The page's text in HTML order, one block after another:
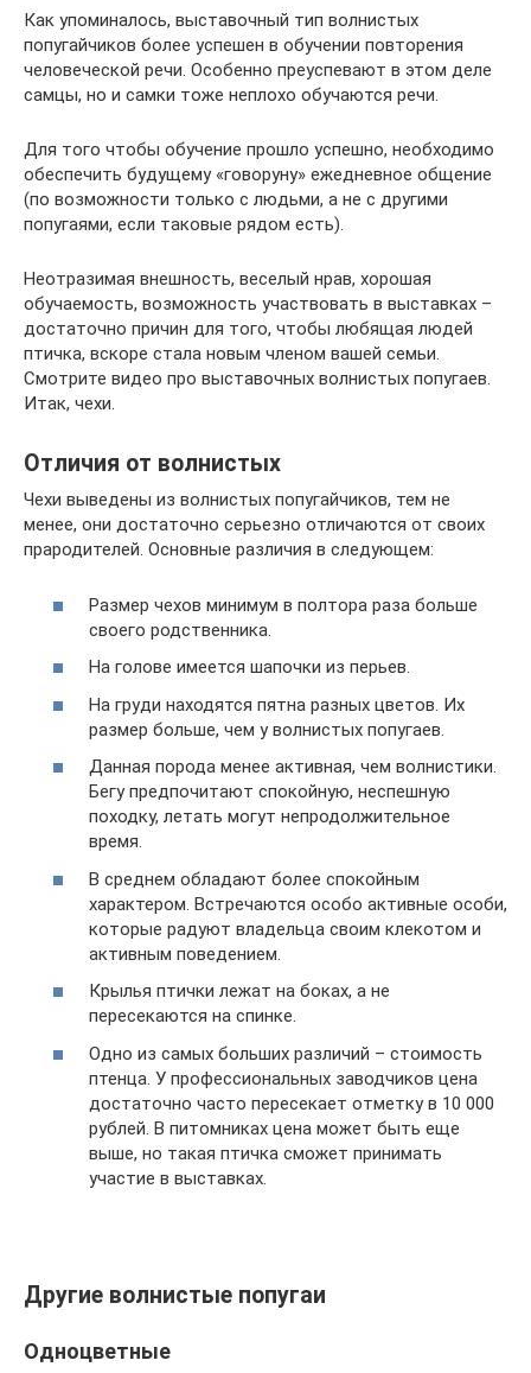
Как упоминалось, выставочный тип волнистых
попугайчиков более успешен в обучении повторения
человеческой речи. Особенно преуспевают в этом деле
самцы, но и самки тоже неплохо обучаются речи.
Для того чтобы обучение прошло успешно, необходимо
обеспечить будущему «говоруну» ежедневное общение
(по возможности только с людьми, а не с другими
попугаями, если таковые рядом есть).
Неотразимая внешность, веселый нрав, хорошая
обучаемость, возможность участвовать в выставках –
достаточно причин для того, чтобы любящая людей
птичка, вскоре стала новым членом вашей семьи.
Смотрите видео про выставочных волнистых попугаев.
Итак, чехи.
Отличия от волнистых
Чехи выведены из волнистых попугайчиков, тем не
менее, они достаточно серьезно отличаются от своих
прародителей. Основные различия в следующем:
Размер чехов минимум в полтора раза больше
своего родственника.
На голове имеется шапочки из перьев.
На груди находятся пятна разных цветов. Их
размер больше, чем у волнистых попугаев.
Данная порода менее активная, чем волнистики.
Бегу предпочитают спокойную, неспешную
походку, летать могут непродолжительное
время.
В среднем обладают более спокойным
характером. Встречаются особо активные особи,
которые радуют владельца своим клекотом и
активным поведением.
Крылья птички лежат на боках, а не
пересекаются на спинке.
Одно из самых больших различий – стоимость
птенца. У профессиональных заводчиков цена
достаточно часто пересекает отметку в 10 000
рублей. В питомниках цена может быть еще
выше, но такая птичка сможет принимать
участие в выставках.
Другие волнистые попугаи
Одноцветные